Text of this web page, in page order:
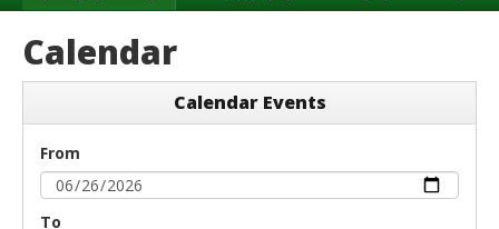
Calendar
Calendar Events
From
To